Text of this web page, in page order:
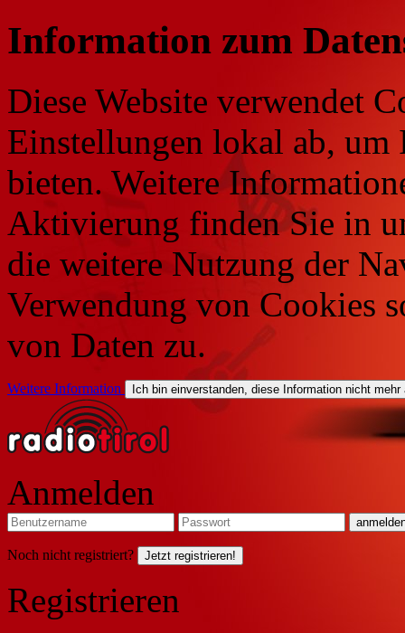
Information zum
Diese Website verwendet
Einstellungen lokal ab, um
bieten. Weitere
Aktivierung finden Sie in
die weitere Nutzung der
Verwendung von Cookies
von Daten zu.
Weitere Information Ich bin einverstanden, diese Information nicht mehr
Anmelden
Noch nicht registriert? Jetzt registrieren!
Registrieren